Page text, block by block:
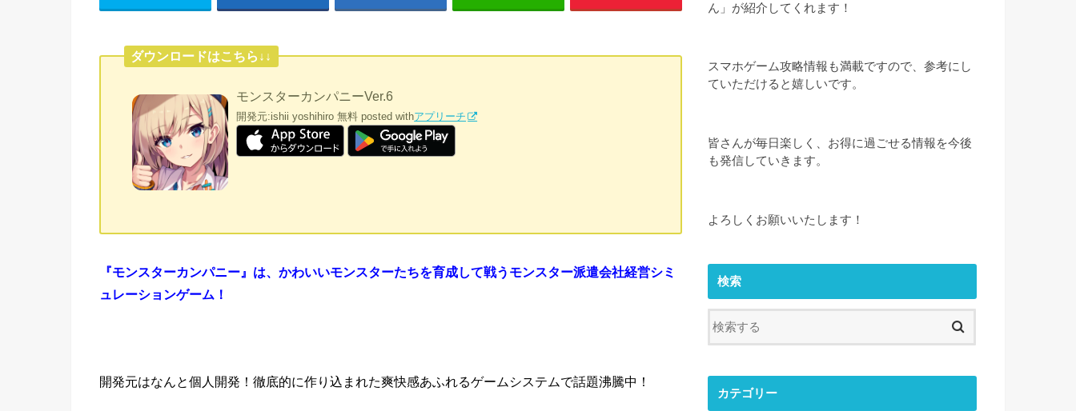
ダウンロードはこちら↓↓
モンスターカンパニーVer.6
開発元:ishii yoshihiro 無料 posted withアプリーチ
『モンスターカンパニー』は、かわいいモンスターたちを育成して戦うモンスター派遣会社経営シミ
ュレーションゲーム！
開発元はなんと個人開発！徹底的に作り込まれた爽快感あふれるゲームシステムで話題沸騰中！
ん」が紹介してくれます！
スマホゲーム攻略情報も満載ですので、参考にし
ていただけると嬉しいです。
皆さんが毎日楽しく、お得に過ごせる情報を今後
も発信していきます。
よろしくお願いいたします！
検索
カテゴリー